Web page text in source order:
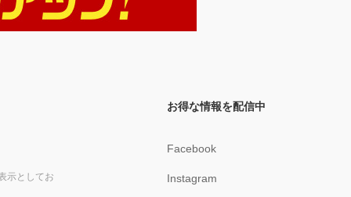
示としてお
お得な情報を配信中
Facebook
Instagram